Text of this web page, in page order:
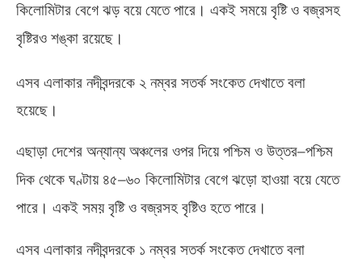
কিলোমিটার বেগে ঝড় বয়ে যেতে পারে। একই সময়ে বৃষ্টি ও বজ্রসহ
বৃষ্টিরও শঙ্কা রয়েছে।
এসব এলাকার নদীবন্দরকে ২ নম্বর সতর্ক সংকেত দেখাতে বলা
হয়েছে।
এছাড়া দেশের অন্যান্য অঞ্চলের ওপর দিয়ে পশ্চিম ও উত্তর–পশ্চিম
দিক থেকে ঘণ্টায় ৪৫–৬০ কিলোমিটার বেগে ঝড়ো হাওয়া বয়ে যেতে
পারে। একই সময় বৃষ্টি ও বজ্রসহ বৃষ্টিও হতে পারে।
এসব এলাকার নদীবন্দরকে ১ নম্বর সতর্ক সংকেত দেখাতে বলা